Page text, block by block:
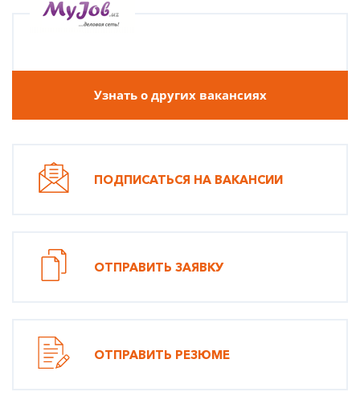
Узнать о других вакансиях
ПОДПИСАТЬСЯ НА ВАКАНСИИ
ОТПРАВИТЬ ЗАЯВКУ
ОТПРАВИТЬ РЕЗЮМЕ